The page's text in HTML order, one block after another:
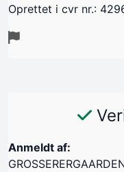
Oprettet i cvr nr.:
Anmeldt af: